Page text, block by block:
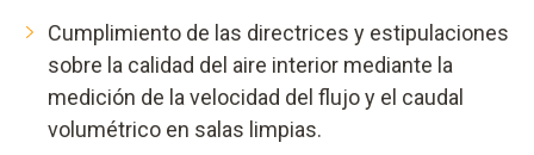
Cumplimiento de las directrices y estipulaciones
sobre la calidad del aire interior mediante la
medición de la velocidad del flujo y el caudal
volumétrico en salas limpias.